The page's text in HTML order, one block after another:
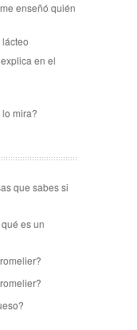
enseñó quién
en el
mira?
que sabes si
es un